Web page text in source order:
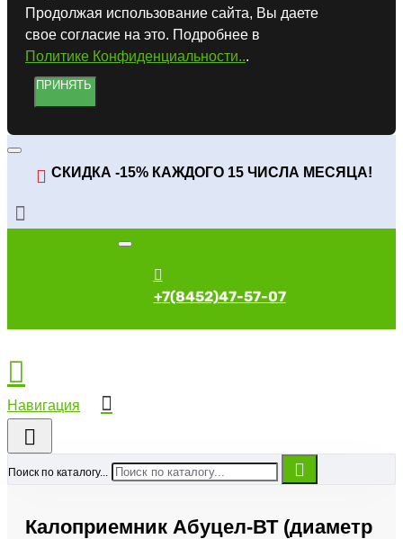
Продолжая использование сайта, Вы даете
свое согласие на это. Подробнее в
Политике Конфиденциальности...
ПРИНЯТЬ
СКИДКА -15% КАЖДОГО 15 ЧИСЛА МЕСЯЦА!
+7(8452)47-57-07
Поиск по каталогу...
Калоприемник Абуцел-ВТ (диаметр